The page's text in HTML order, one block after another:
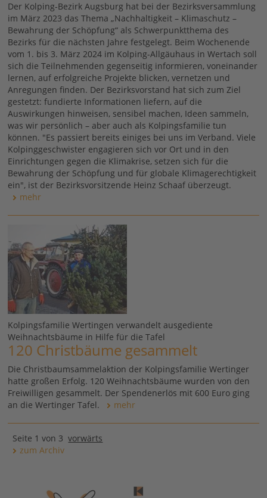
Der Kolping-Bezirk Augsburg hat bei der Bezirksversammlung
im März 2023 das Thema „Nachhaltigkeit – Klimaschutz –
Bewahrung der Schöpfung“ als Schwerpunktthema des
Bezirks für die nächsten Jahre festgelegt. Beim Wochenende
vom 1. bis 3. März 2024 im Kolping-Allgäuhaus in Wertach soll
sich die Teilnehmenden gegenseitig informieren, voneinander
lernen, auf erfolgreiche Projekte blicken, vernetzen und
Anregungen finden. Der Bezirksvorstand hat sich zum Ziel
gestetzt: fundierte Informationen liefern, auf die
Auswirkungen hinweisen, sensibel machen, Ideen sammeln,
was wir persönlich – aber auch als Kolpingsfamilie tun
können. "Es passiert bereits einiges bei uns im Verband. Viele
Kolpinggeschwister engagieren sich vor Ort und in den
Einrichtungen gegen die Klimakrise, setzen sich für die
Bewahrung der Schöpfung und für globale Klimagerechtigkeit
ein", ist der Bezirksvorsitzende Heinz Schaaf überzeugt.
mehr
Kolpingsfamilie Wertingen verwandelt ausgediente
Weihnachtsbäume in Hilfe für die Tafel
120 Christbäume gesammelt
Die Christbaumsammelaktion der Kolpingsfamilie Wertinger
hatte großen Erfolg. 120 Weihnachtsbäume wurden von den
Freiwilligen gesammelt. Der Spendenerlös mit 600 Euro ging
an die Wertinger Tafel.
mehr
Seite 1 von 3vorwärts
zum Archiv